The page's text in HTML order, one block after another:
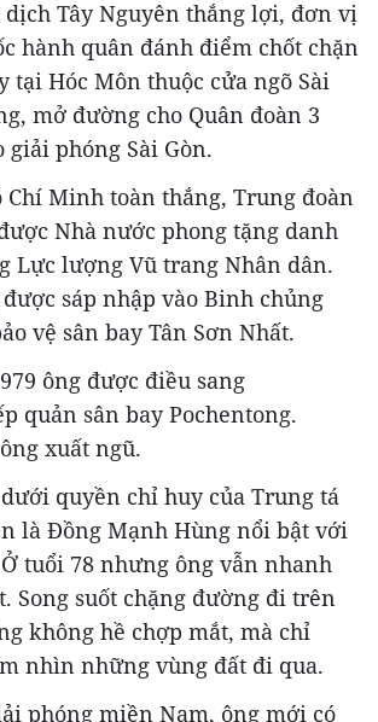
dịch Tây Nguyên thắng lợi, đơn vị
hành quân đánh điểm chốt chặn
tại Hóc Môn thuộc cửa ngõ Sài
mở đường cho Quân đoàn 3
phóng Sài Gòn.
Chí Minh toàn thắng, Trung đoàn
Nhà nước phong tặng danh
Lực lượng Vũ trang Nhân dân.
sáp nhập vào Binh chủng
vệ sân bay Tân Sơn Nhất.
ông được điều sang
quản sân bay Pochentong.
xuất ngũ.
quyền chỉ huy của Trung tá
là Đồng Mạnh Hùng nổi bật với
Ở tuổi 78 nhưng ông vẫn nhanh
Song suốt chặng đường đi trên
không hề chợp mắt, mà chỉ
nhìn những vùng đất đi qua.
phóng miền Nam, ông mới có